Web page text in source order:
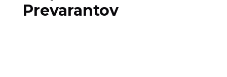
Prevarantov